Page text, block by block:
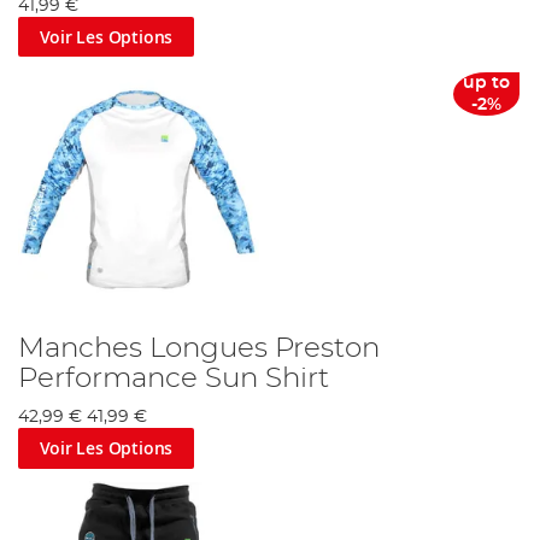
41,99 €
Voir Les Options
up to
-2%
Manches Longues Preston
Performance Sun Shirt
42,99 € 41,99 €
Voir Les Options